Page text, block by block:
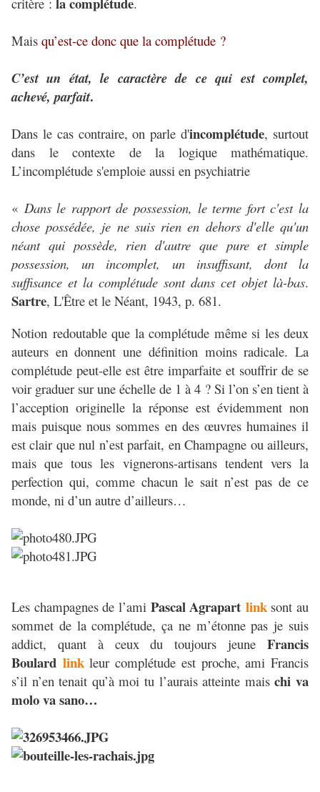
Mais qu’est-ce donc que la complétude ?
C’est un état, le caractère de ce qui est complet,
achevé, parfait.
Dans le cas contraire, on parle d'incomplétude, surtout
dans le contexte de la logique mathématique.
L’incomplétude s'emploie aussi en psychiatrie
« Dans le rapport de possession, le terme fort c'est la
chose possédée, je ne suis rien en dehors d'elle qu'un
néant qui possède, rien d'autre que pure et simple
possession, un incomplet, un insuffisant, dont la
suffisance et la complétude sont dans cet objet là-bas.
Sartre, L'Être et le Néant, 1943, p. 681.
Notion redoutable que la complétude même si les deux
auteurs en donnent une définition moins radicale. La
complétude peut-elle est être imparfaite et souffrir de se
voir graduer sur une échelle de 1 à 4 ? Si l’on s’en tient à
l’acception originelle la réponse est évidemment non
mais puisque nous sommes en des œuvres humaines il
est clair que nul n’est parfait, en Champagne ou ailleurs,
mais que tous les vignerons-artisans tendent vers la
perfection qui, comme chacun le sait n’est pas de ce
monde, ni d’un autre d’ailleurs…
Les champagnes de l’ami Pascal Agrapart linksont au
sommet de la complétude, ça ne m’étonne pas je suis
addict, quant à ceux du toujours jeune Francis
Boulard linkleur complétude est proche, ami Francis
s’il n’en tenait qu’à moi tu l’aurais atteinte maischi va
molo va sano…